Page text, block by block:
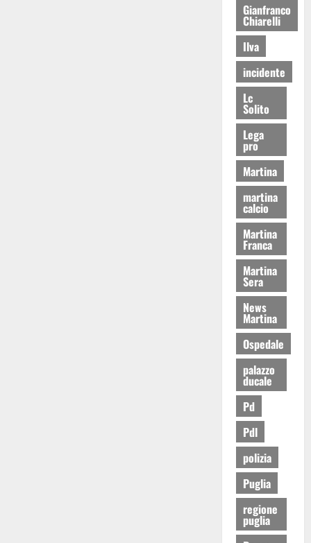
Gianfranco
Chiarelli
Ilva
incidente
Lc
Solito
Lega
pro
Martina
martina
calcio
Martina
Franca
Martina
Sera
News
Martina
Ospedale
palazzo
ducale
Pd
Pdl
polizia
Puglia
regione
puglia